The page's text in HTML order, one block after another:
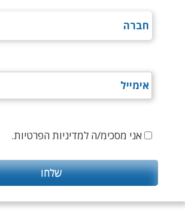
אני מסכימ/ה למדיניות הפרטיות.